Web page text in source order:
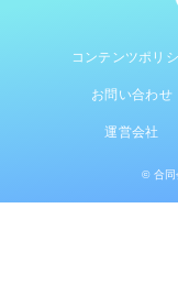
コンテンツポリ
お問い合わせ
運営会社
© 合同